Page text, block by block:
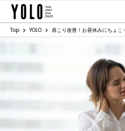
Top YOLO 肩こり改善！お昼休みにちょこ